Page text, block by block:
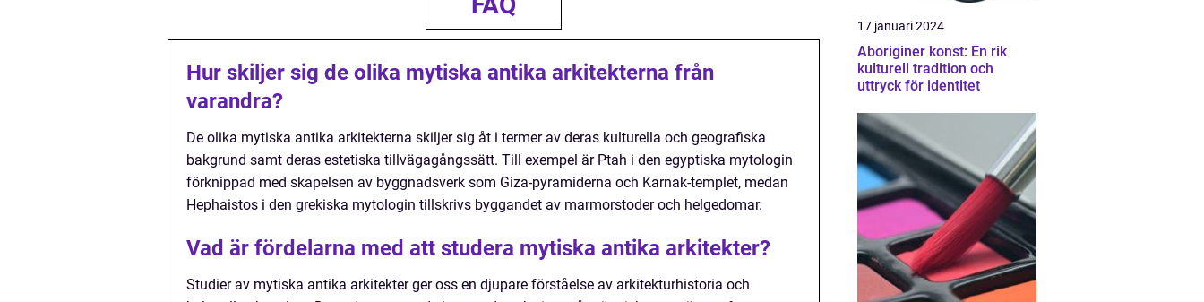
Hur skiljer sig de olika mytiska antika arkitekterna från
varandra?
De olika mytiska antika arkitekterna skiljer sig åt i termer av deras kulturella och geografiska
bakgrund samt deras estetiska tillvägagångssätt. Till exempel är Ptah i den egyptiska mytologin
förknippad med skapelsen av byggnadsverk som Giza-pyramiderna och Karnak-templet, medan
Hephaistos i den grekiska mytologin tillskrivs byggandet av marmorstoder och helgedomar.
Vad är fördelarna med att studera mytiska antika arkitekter?
Studier av mytiska antika arkitekter ger oss en djupare förståelse av arkitekturhistoria och
17 januari 2024
Aboriginer konst: En rik
kulturell tradition och
uttryck för identitet